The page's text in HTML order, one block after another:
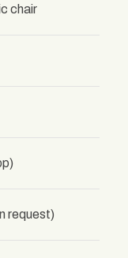
chair
request)